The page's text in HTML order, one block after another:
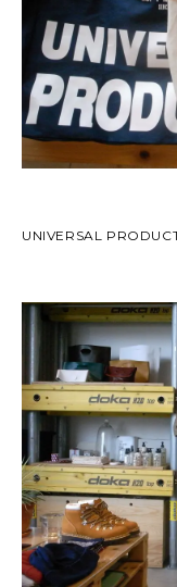
UNIVERSAL